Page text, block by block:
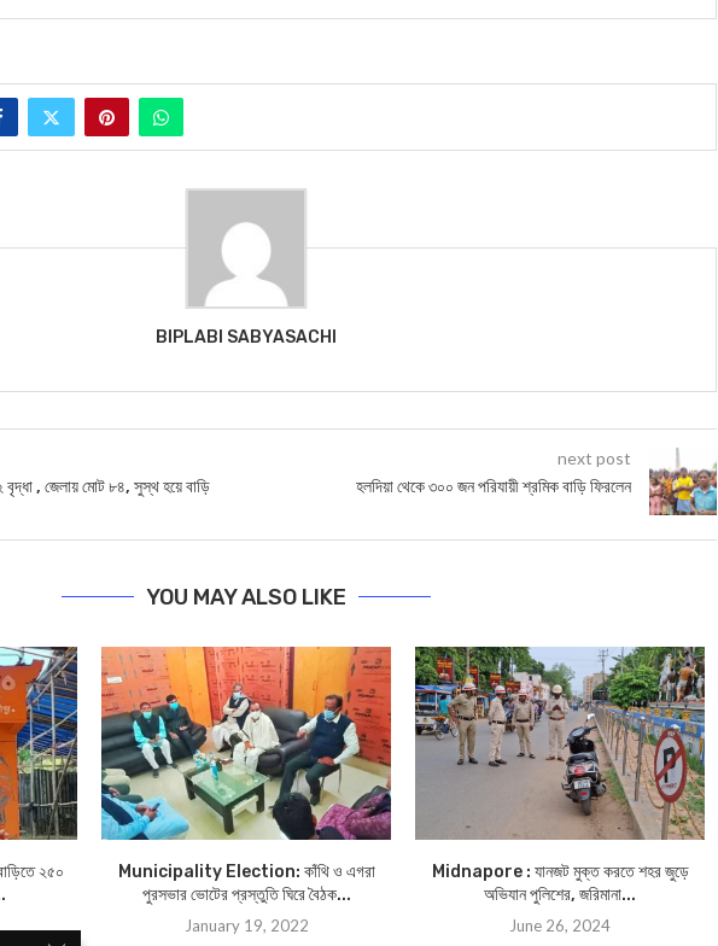
BIPLABI SABYASACHI
, জেলায় মোট ৮৪, সুস্থ হয়ে বাড়ি
next post
হলদিয়া থেকে ৩০০ জন পরিযায়ী শ্রমিক বাড়ি ফিরলেন
YOU MAY ALSO LIKE
২৫০
Municipality Election: কাঁথি ও এগরা
পুরসভার ভোটের প্রস্তুতি ঘিরে বৈঠক...
January 19, 2022
Midnapore : যানজট মুক্ত করতে শহর জুড়ে
অভিযান পুলিশের, জরিমানা...
June 26, 2024